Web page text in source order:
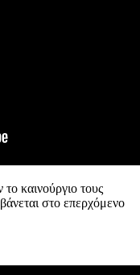
καινούργιο τους
στο επερχόμενο